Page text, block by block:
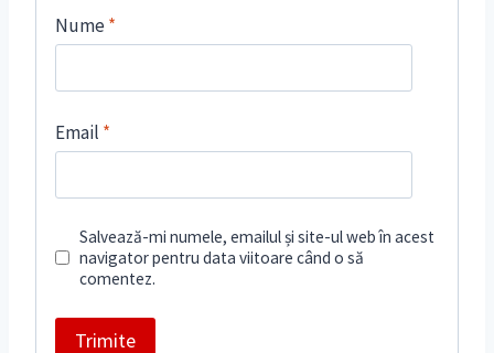
Nume*
Email *
Salvează-mi numele, emailul și site-ul web în acest
navigator pentru data viitoare când o să
comentez.